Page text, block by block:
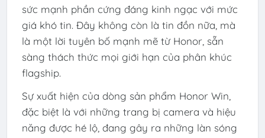
sức mạnh phần cứng đáng kinh ngạc với mức
giá khó tin. Đây không còn là tin đồn nữa, mà
là một lời tuyên bố mạnh mẽ từ Honor, sẵn
sàng thách thức mọi giới hạn của phân khúc
flagship.
Sự xuất hiện của dòng sản phẩm Honor Win,
đặc biệt là với những trang bị camera và hiệu
năng được hé lộ, đang gây ra những làn sóng